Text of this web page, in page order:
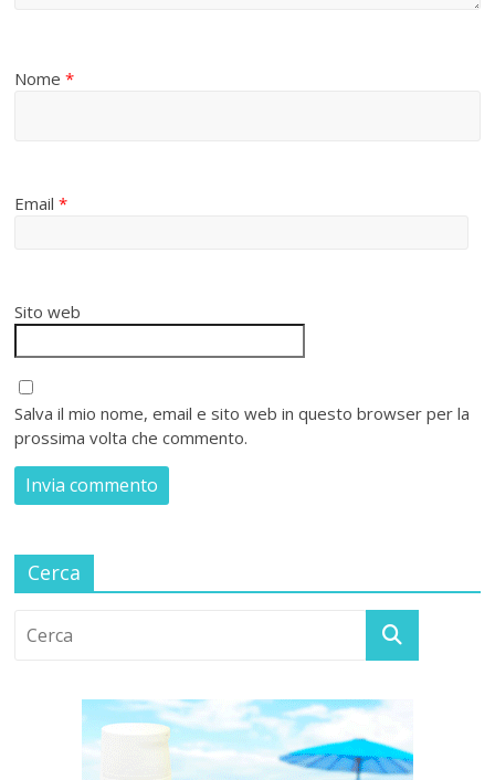
Nome*
Email*
Sito web
Salva il mio nome, email e sito web in questo browser per la
prossima volta che commento.
Cerca